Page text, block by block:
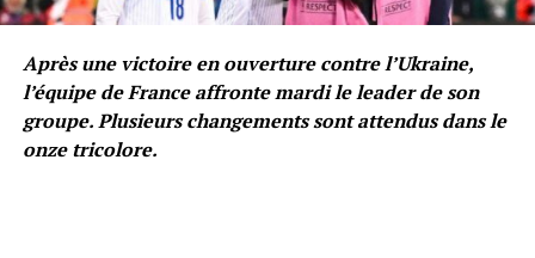
Après une victoire en ouverture contre l’Ukraine,
l’équipe de France affronte mardi le leader de son
groupe. Plusieurs changements sont attendus dans le
onze tricolore.